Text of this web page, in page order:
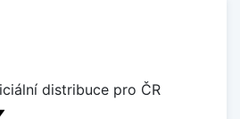
distribuce pro ČR